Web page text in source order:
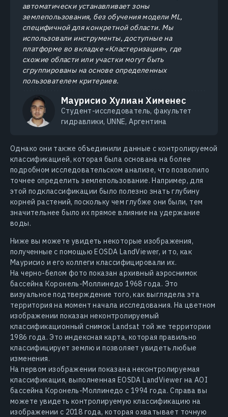
автоматически устанавливает зоны
землепользования, без обучения модели ML,
специфичной для конкретной области. Мы
использовали инструменты, доступные на
платформе во вкладке «Кластеризация», где
схожие области или участки могут быть
сгруппированы на основе определенных
пользователем критериев.
Маурисио Хулиан Хименес
Студент-исследователь, факультет
гидравлики, UNNE, Аргентина
Однако они также объединили данные с контролируемой
классификацией, которая была основана на более
подробном исследовательском анализе, что позволило
точнее определить землепользование. Например, для
этой подклассификации было полезно знать глубину
корней растений, поскольку чем глубже они были, тем
значительнее было их прямое влияние на удержание
воды.
Ниже вы можете увидеть некоторые изображения,
полученные с помощью EOSDA LandViewer, и то, как
Маурисио и его коллеги классифицировали их.
На черно-белом фото показан архивный аэроснимок
бассейна Коронель-Моллинедо 1968 года. Это
визуальное подтверждение того, как выглядела эта
территория на момент начала исследования. На цветном
изображении показан неконтролируемый
классификационный снимок Landsat той же территории
1986 года. Это индексная карта, которая правильно
классифицирует землю и позволяет увидеть любые
изменения.
На первом изображении показана неконтролируемая
классификация, выполненная EOSDA LandViewer на AOI
бассейна Коронель-Моллинедо с 1994 года. Справа вы
можете увидеть контролируемую классификацию на
изображении с 2018 года, которая охватывает точную